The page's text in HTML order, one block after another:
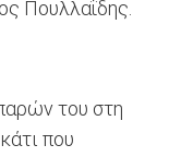
Πουλλαΐδης.
του στη
που